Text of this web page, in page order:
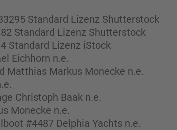
Standard Lizenz Shutterstock
Standard Lizenz Shutterstock
Standard Lizenz iStock
Eichhorn n.e.
Matthias Markus Monecke n.e.
Christoph Baak n.e.
Monecke n.e.
#4487 Delphia Yachts n.e.